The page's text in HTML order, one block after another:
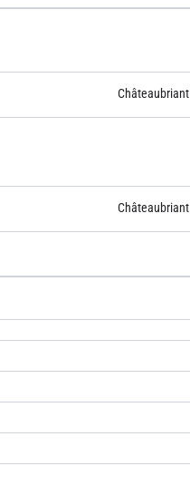
Châteaubriant
Châteaubriant